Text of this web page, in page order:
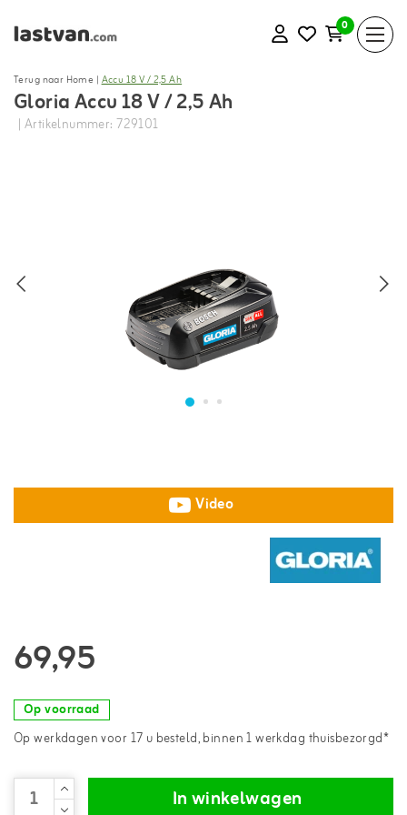
0
Terug naar Home |Accu 18 V / 2,5 Ah
Gloria Accu 18 V / 2,5 Ah
| Artikelnummer: 729101
Video
69,95
Op voorraad
Op werkdagen voor 17 u besteld, binnen 1 werkdag thuisbezorgd*
In winkelwagen